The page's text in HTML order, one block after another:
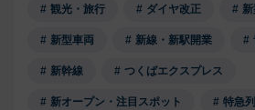
観光・旅行 ダイヤ改正
新型車両 新線・新駅開業
新幹線 つくばエクスプレス
新オープン・注目スポット 特急